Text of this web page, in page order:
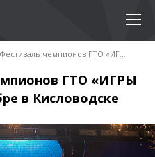
Первый Фестиваль чемпионов ГТО «ИГРЫ ГТО» пройдет в декабре в Кисловодске
ГТО «ИГРЫ
в Кисловодске